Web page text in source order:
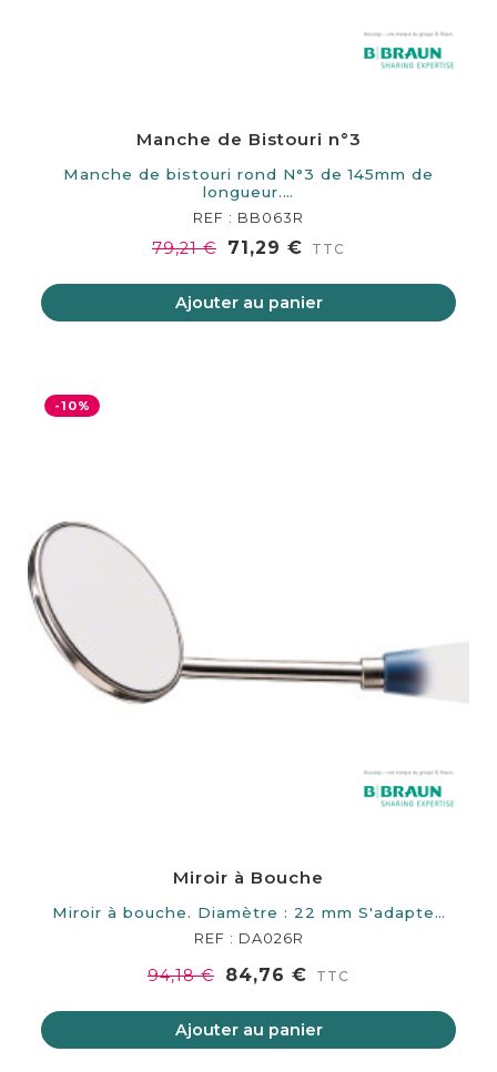
Manche de Bistouri n°3
Manche de bistouri rond N°3 de 145mm de
longueur.…
REF : BB063R
79,21 € 71,29 € TTC
Ajouter au panier
-10%
Miroir à Bouche
Miroir à bouche. Diamètre : 22 mm S'adapte…
REF : DA026R
94,18 € 84,76 € TTC
Ajouter au panier